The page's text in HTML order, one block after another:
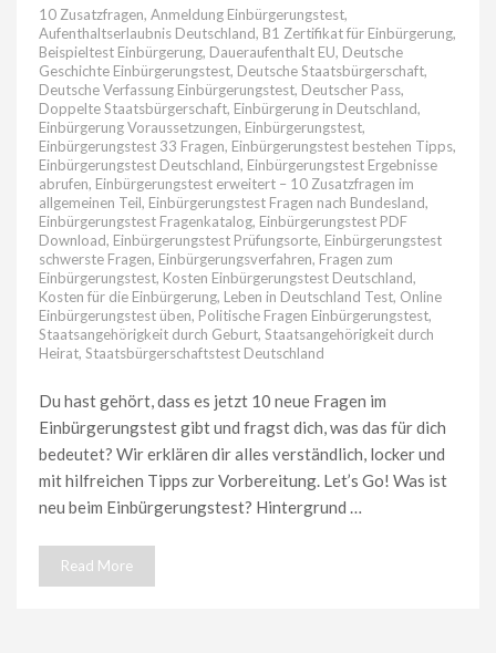
10 Zusatzfragen, Anmeldung Einbürgerungstest,
Aufenthaltserlaubnis Deutschland, B1 Zertifikat für Einbürgerung,
Beispieltest Einbürgerung, Daueraufenthalt EU, Deutsche
Geschichte Einbürgerungstest, Deutsche Staatsbürgerschaft,
Deutsche Verfassung Einbürgerungstest, Deutscher Pass,
Doppelte Staatsbürgerschaft, Einbürgerung in Deutschland,
Einbürgerung Voraussetzungen, Einbürgerungstest,
Einbürgerungstest 33 Fragen, Einbürgerungstest bestehen Tipps,
Einbürgerungstest Deutschland, Einbürgerungstest Ergebnisse
abrufen, Einbürgerungstest erweitert – 10 Zusatzfragen im
allgemeinen Teil, Einbürgerungstest Fragen nach Bundesland,
Einbürgerungstest Fragenkatalog, Einbürgerungstest PDF
Download, Einbürgerungstest Prüfungsorte, Einbürgerungstest
schwerste Fragen, Einbürgerungsverfahren, Fragen zum
Einbürgerungstest, Kosten Einbürgerungstest Deutschland,
Kosten für die Einbürgerung, Leben in Deutschland Test, Online
Einbürgerungstest üben, Politische Fragen Einbürgerungstest,
Staatsangehörigkeit durch Geburt, Staatsangehörigkeit durch
Heirat, Staatsbürgerschaftstest Deutschland
Du hast gehört, dass es jetzt 10 neue Fragen im
Einbürgerungstest gibt und fragst dich, was das für dich
bedeutet? Wir erklären dir alles verständlich, locker und
mit hilfreichen Tipps zur Vorbereitung. Let’s Go! Was ist
neu beim Einbürgerungstest? Hintergrund …
Read More